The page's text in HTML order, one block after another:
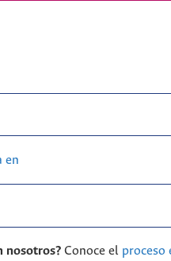
en
nosotros?Conoce el